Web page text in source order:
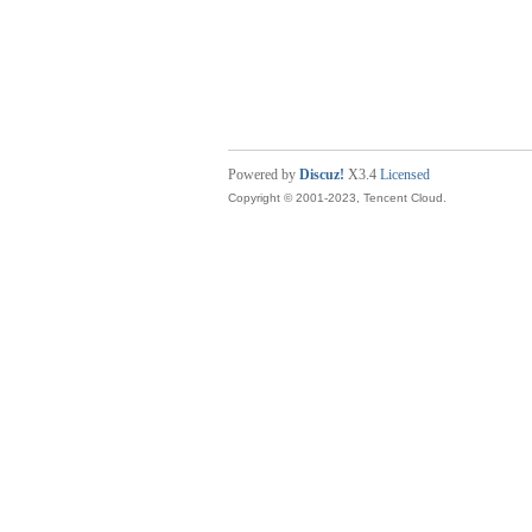
Powered by Discuz! X3.4 Licensed
Copyright © 2001-2023, Tencent Cloud.